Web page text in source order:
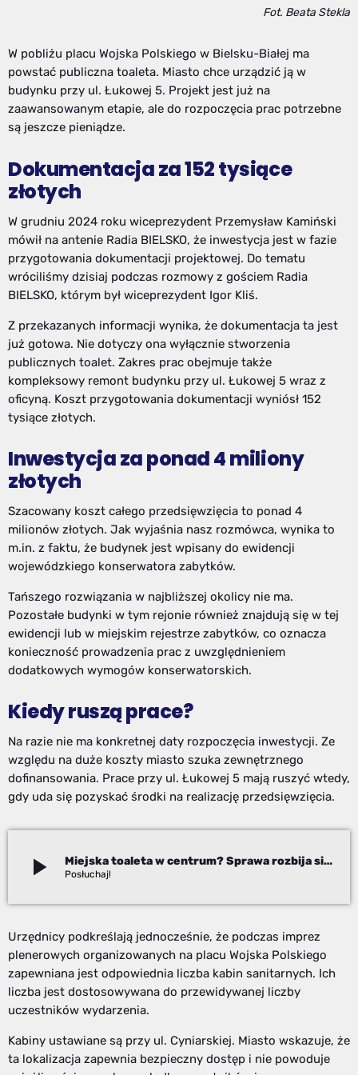
Fot. Beata Stekla
W pobliżu placu Wojska Polskiego w Bielsku-Białej ma
powstać publiczna toaleta. Miasto chce urządzić ją w
budynku przy ul. Łukowej 5. Projekt jest już na
zaawansowanym etapie, ale do rozpoczęcia prac potrzebne
są jeszcze pieniądze.
Dokumentacja za 152 tysiące
złotych
W grudniu 2024 roku wiceprezydent Przemysław Kamiński
mówił na antenie Radia BIELSKO, że inwestycja jest w fazie
przygotowania dokumentacji projektowej. Do tematu
wróciliśmy dzisiaj podczas rozmowy z gościem Radia
BIELSKO, którym był wiceprezydent Igor Kliś.
Z przekazanych informacji wynika, że dokumentacja ta jest
już gotowa. Nie dotyczy ona wyłącznie stworzenia
publicznych toalet. Zakres prac obejmuje także
kompleksowy remont budynku przy ul. Łukowej 5 wraz z
oficyną. Koszt przygotowania dokumentacji wyniósł 152
tysiące złotych.
Inwestycja za ponad 4 miliony
złotych
Szacowany koszt całego przedsięwzięcia to ponad 4
milionów złotych. Jak wyjaśnia nasz rozmówca, wynika to
m.in. z faktu, że budynek jest wpisany do ewidencji
wojewódzkiego konserwatora zabytków.
Tańszego rozwiązania w najbliższej okolicy nie ma.
Pozostałe budynki w tym rejonie również znajdują się w tej
ewidencji lub w miejskim rejestrze zabytków, co oznacza
konieczność prowadzenia prac z uwzględnieniem
dodatkowych wymogów konserwatorskich.
Kiedy ruszą prace?
Na razie nie ma konkretnej daty rozpoczęcia inwestycji. Ze
względu na duże koszty miasto szuka zewnętrznego
dofinansowania. Prace przy ul. Łukowej 5 mają ruszyć wtedy,
gdy uda się pozyskać środki na realizację przedsięwzięcia.
play_arrow Miejska toaleta w centrum? Sprawa rozbija się o niemałe pieniądze
Urzędnicy podkreślają jednocześnie, że podczas imprez
plenerowych organizowanych na placu Wojska Polskiego
zapewniana jest odpowiednia liczba kabin sanitarnych. Ich
liczba jest dostosowywana do przewidywanej liczby
uczestników wydarzenia.
Kabiny ustawiane są przy ul. Cyniarskiej. Miasto wskazuje, że
ta lokalizacja zapewnia bezpieczny dostęp i nie powoduje